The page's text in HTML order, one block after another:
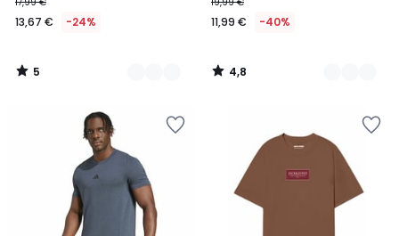
13,67 € -24%
5
/
11,99 € -40%
4,8
/